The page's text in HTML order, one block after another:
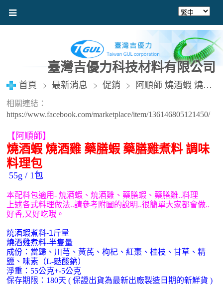
臺灣吉優力科技材料有限公司
首頁 最新消息 促銷 阿順師 燒酒蝦 燒酒雞 藥膳蝦 藥膳雞 煮料 調味料理包 55g/包
相關連結：
https://www.facebook.com/marketplace/item/136146805121450/
【阿順師】
燒酒蝦 燒酒雞藥膳蝦藥膳雞煮料 調味
料理包
55g / 1包
本配料包適用- 燒酒蝦 、 燒酒雞、藥膳蝦 、藥膳雞..料理
上述各式料理做法..請參考附圖的說明..很簡單大家都會做..
好香,又好吃哦。
燒酒蝦煮料-1斤量
燒酒雞煮料-半隻量
成份：當歸、川芎、黃芪、枸杞、紅棗、桂枝、甘草、精
鹽、味素（L-麩酸鈉）
淨重： 55公克+-5公克
保存期限： 180天 ( 保證出貨為最新出廠製造日期的新鮮貨 )